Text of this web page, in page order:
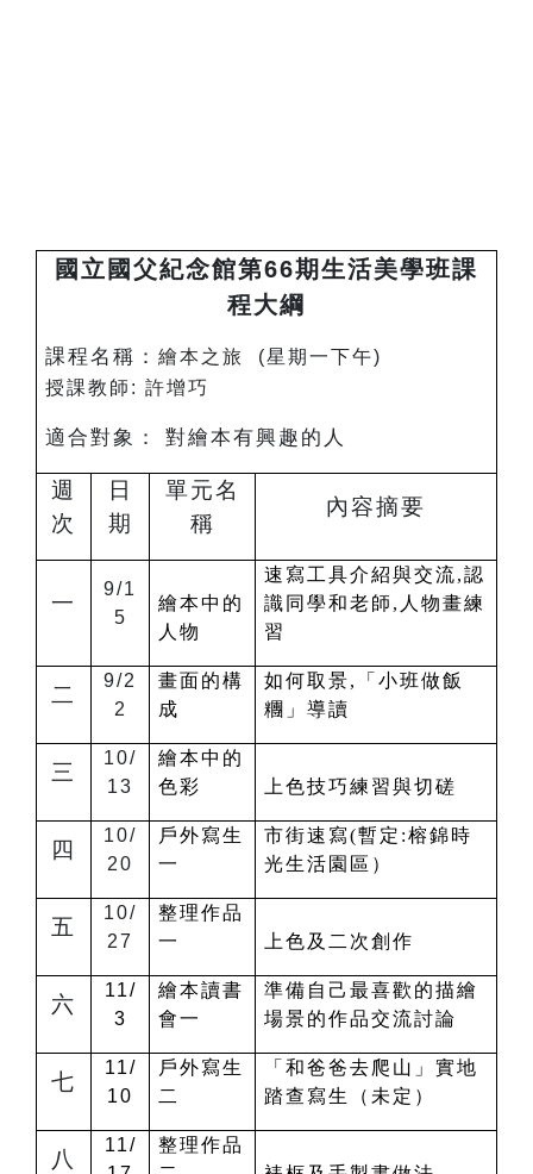
國立國父紀念館第66期生活美學班課
程大綱
課程名稱： 繪本之旅 (星期一下午)
授課教師: 許增巧
適合對象： 對繪本有興趣的人
週
次
日
期
單元名
稱
內容摘要
一
9/1
5
繪本中的
人物
速寫工具介紹與交流,認
識同學和老師,人物畫練
習
二
9/2
2
畫面的構
成
如何取景,「小班做飯
糰」導讀
三
10/
13
繪本中的
色彩
上色技巧練習與切磋
四
10/
20
戶外寫生
一
市街速寫(暫定:榕錦時
光生活園區）
五
10/
27
整理作品
一
上色及二次創作
六
11/
3
繪本讀書
會一
準備自己最喜歡的描繪
場景的作品交流討論
七
11/
10
戶外寫生
二
「和爸爸去爬山」實地
踏查寫生（未定）
八
11/
整理作品